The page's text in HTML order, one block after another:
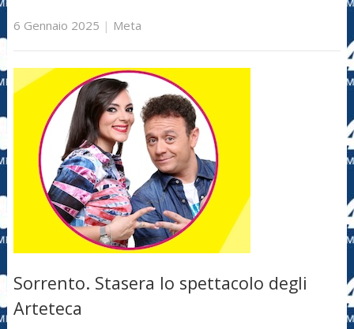
6 Gennaio 2025 | Meta
Sorrento. Stasera lo spettacolo degli
Arteteca